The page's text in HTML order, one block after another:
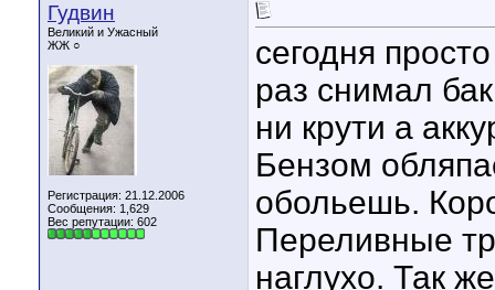
Гудвин
Великий и Ужасный
ЖЖ ○
Регистрация: 21.12.2006
Сообщения: 1,629
Вес репутации: 602
сегодня
раз снимал
ни крути а
Бензом
обольешь.
Переливные
наглухо. Так